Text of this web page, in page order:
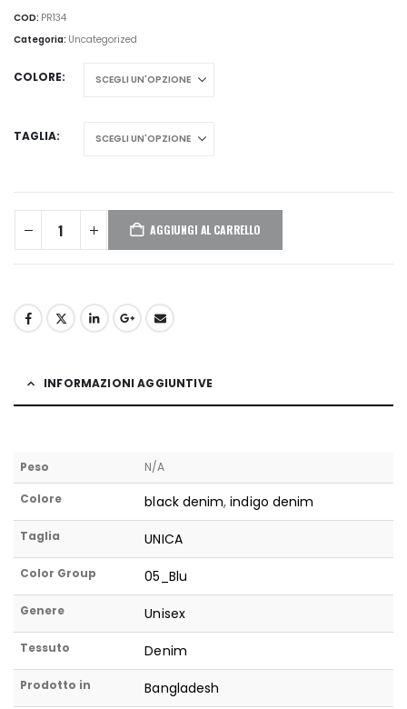
COD: PR134
Categoria: Uncategorized
COLORE
TAGLIA
AGGIUNGI AL CARRELLO
INFORMAZIONI AGGIUNTIVE
Peso N/A
Colore black denim,indigo denim
Taglia UNICA
Color Group 05_Blu
Genere Unisex
Tessuto Denim
Prodotto in Bangladesh